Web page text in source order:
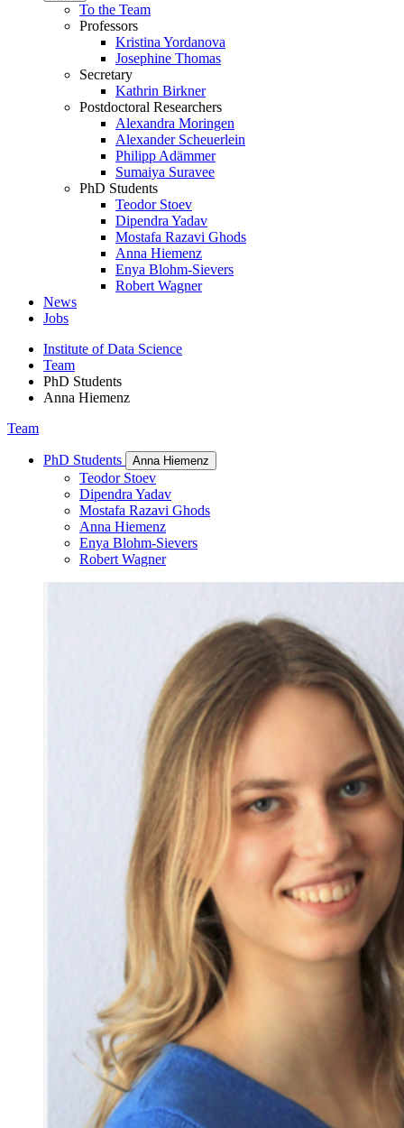
To the Team
Professors
Kristina Yordanova
Josephine Thomas
Secretary
Kathrin Birkner
Postdoctoral Researchers
Alexandra Moringen
Alexander Scheuerlein
Philipp Adämmer
Sumaiya Suravee
PhD Students
Teodor Stoev
Dipendra Yadav
Mostafa Razavi Ghods
Anna Hiemenz
Enya Blohm-Sievers
Robert Wagner
News
Jobs
Institute of Data Science
Team
PhD Students
Anna Hiemenz
Team
PhD Students Anna Hiemenz
Teodor Stoev
Dipendra Yadav
Mostafa Razavi Ghods
Anna Hiemenz
Enya Blohm-Sievers
Robert Wagner